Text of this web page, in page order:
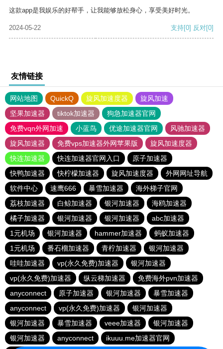
这款app是我娱乐的好帮手，让我能够放松身心，享受美好时光。
2024-05-22 支持[0] 反对[0]
友情链接
网站地图 QuickQ 旋风加速度器
旋风加速
坚果加速器
tiktok加速器
狗急加速器官网
免费vqn外网加速
小蓝鸟 优途加速器官网
风驰加速器
旋风加速器
免费vps加速器外网苹果版
旋风加速度器
快连加速器
快连加速器官网入口
原子加速器
快鸭加速器
快柠檬加速器 旋风加速度器
外网网址导航
软件中心
速鹰666 暴雪加速器
海外梯子官网
荔枝加速器
白鲸加速器 银河加速器
海鸥加速器
橘子加速器
银河加速器 银河加速器
abc加速器
1元机场
银河加速器 hammer加速器
蚂蚁加速器
1元机场
番石榴加速器 青柠加速器
银河加速器
哇哇加速器
vp(永久免费)加速器
银河加速器
vp(永久免费)加速器
纵云梯加速器
免费海外pvn加速器
anyconnect
原子加速器 银河加速器
暴雪加速器
anyconnect
vp(永久免费)加速器
银河加速器
银河加速器
暴雪加速器 veee加速器
银河加速器
银河加速器
anyconnect ikuuu.me加速器官网